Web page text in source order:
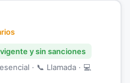
y sin sanciones
· 📞 Llamada · 💻